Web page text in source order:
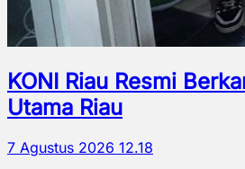
KONI Riau Resmi
Utama Riau
7 Agustus 2026 12.18